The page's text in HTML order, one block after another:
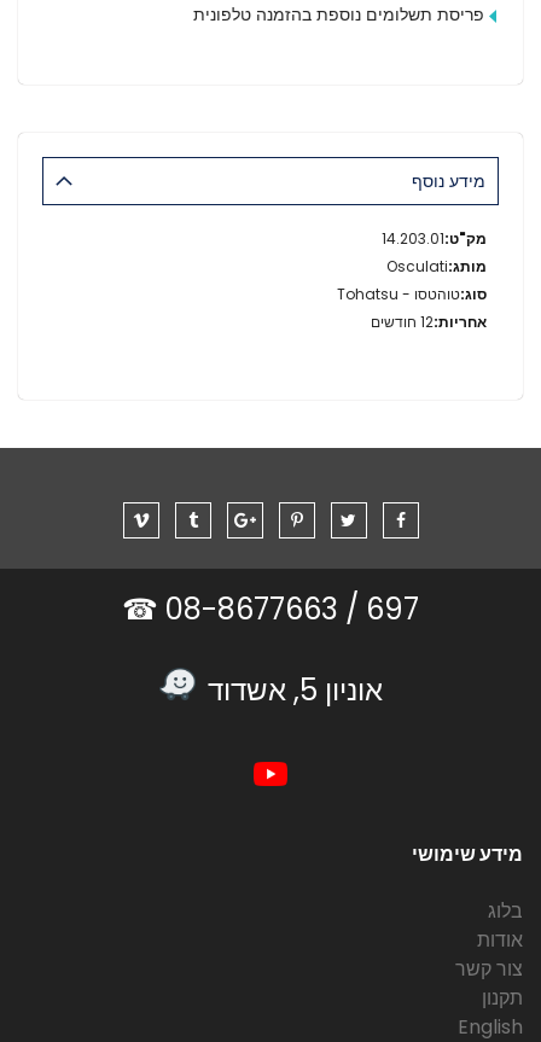
פריסת תשלומים נוספת בהזמנה טלפונית
מידע נוסף
מידע
נוסף
14.203.01
Osculati
טוהטסו - Tohatsu
12 חודשים
697 /
אוניון 5, אשדוד
מידע שימושי
בלוג
אודות
צור קשר
תקנון
English